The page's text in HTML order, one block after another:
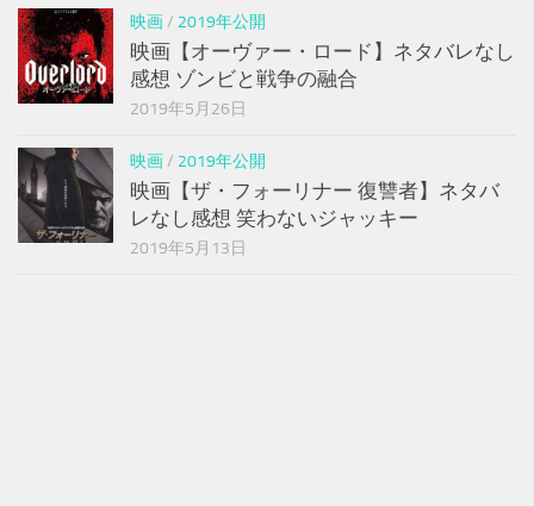
映画/ 2019年公開
映画【オーヴァー・ロード】ネタバレなし
感想 ゾンビと戦争の融合
2019年5月26日
映画/ 2019年公開
映画【ザ・フォーリナー 復讐者】ネタバ
レなし感想 笑わないジャッキー
2019年5月13日